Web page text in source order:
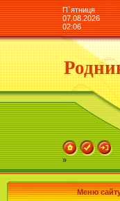
П`ятниця
07.08.2026
02:06
»
Меню